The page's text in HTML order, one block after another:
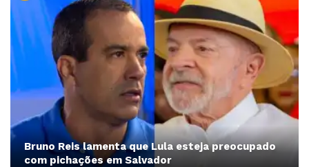
Bruno Reis lamenta que Lula esteja preocupado
com pichações em Salvador